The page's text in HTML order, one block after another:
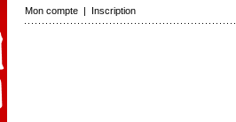
Mon compte | Inscription